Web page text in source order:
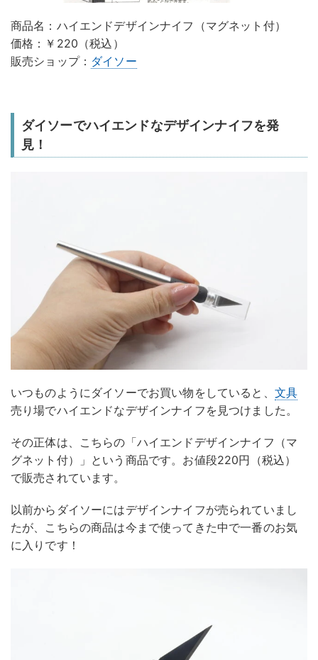
商品名：ハイエンドデザインナイフ（マグネット付）
価格：￥220（税込）
販売ショップ： ダイソー
ダイソーでハイエンドなデザインナイフを発
見！
いつものようにダイソーでお買い物をしていると、 文具
売り場でハイエンドなデザインナイフを見つけました。
その正体は、こちらの「ハイエンドデザインナイフ（マ
グネット付）」という商品です。お値段220円（税込）
で販売されています。
以前からダイソーにはデザインナイフが売られていまし
たが、こちらの商品は今まで使ってきた中で一番のお気
に入りです！